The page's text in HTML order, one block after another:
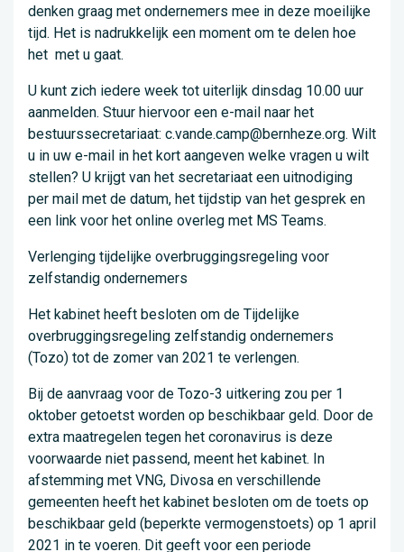
denken graag met ondernemers mee in deze moeilijke
tijd. Het is nadrukkelijk een moment om te delen hoe
het met u gaat.
U kunt zich iedere week tot uiterlijk dinsdag 10.00 uur
aanmelden. Stuur hiervoor een e-mail naar het
bestuurssecretariaat: c.vande.camp@bernheze.org. Wilt
u in uw e-mail in het kort aangeven welke vragen u wilt
stellen? U krijgt van het secretariaat een uitnodiging
per mail met de datum, het tijdstip van het gesprek en
een link voor het online overleg met MS Teams.
Verlenging tijdelijke overbruggingsregeling voor
zelfstandig ondernemers
Het kabinet heeft besloten om de Tijdelijke
overbruggingsregeling zelfstandig ondernemers
(Tozo) tot de zomer van 2021 te verlengen.
Bij de aanvraag voor de Tozo-3 uitkering zou per 1
oktober getoetst worden op beschikbaar geld. Door de
extra maatregelen tegen het coronavirus is deze
voorwaarde niet passend, meent het kabinet. In
afstemming met VNG, Divosa en verschillende
gemeenten heeft het kabinet besloten om de toets op
beschikbaar geld (beperkte vermogenstoets) op 1 april
2021 in te voeren. Dit geeft voor een periode